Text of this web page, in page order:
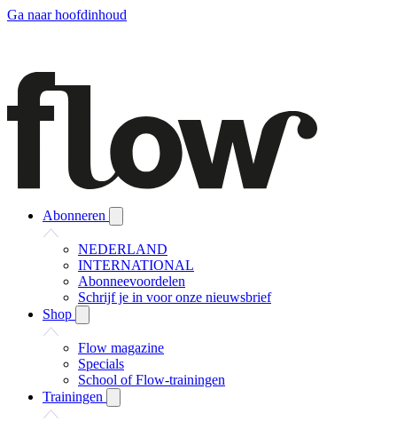
Ga naar hoofdinhoud
Abonneren
NEDERLAND
INTERNATIONAL
Abonneevoordelen
Schrijf je in voor onze nieuwsbrief
Shop
Flow magazine
Specials
School of Flow-trainingen
Trainingen